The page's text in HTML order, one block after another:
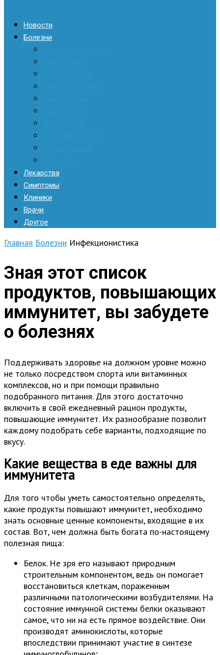
Новости
Болезни
Лекарства
Симптомы
Клиники
Врачи
Другое
Главная Болезни Инфекционистика
Зная этот список
продуктов, повышающих
иммунитет, вы забудете
о болезнях
Поддерживать здоровье на должном уровне можно
не только посредством спорта или витаминных
комплексов, но и при помощи правильно
подобранного питания. Для этого достаточно
включить в свой ежедневный рацион продукты,
повышающие иммунитет. Их разнообразие позволит
каждому подобрать себе варианты, подходящие по
вкусу.
Какие вещества в еде важны для
иммунитета
Для того чтобы уметь самостоятельно определять,
какие продукты повышают иммунитет, необходимо
знать основные ценные компоненты, входящие в их
состав. Вот, чем должна быть богата по-настоящему
полезная пища:
Белок. Не зря его называют природным
строительным компонентом, ведь он помогает
восстановиться клеткам, пораженным
различными патологическими возбудителями. На
состояние иммунной системы белки оказывают
самое, что ни на есть прямое воздействие. Они
производят аминокислоты, которые
впоследствии принимают участие в синтезе